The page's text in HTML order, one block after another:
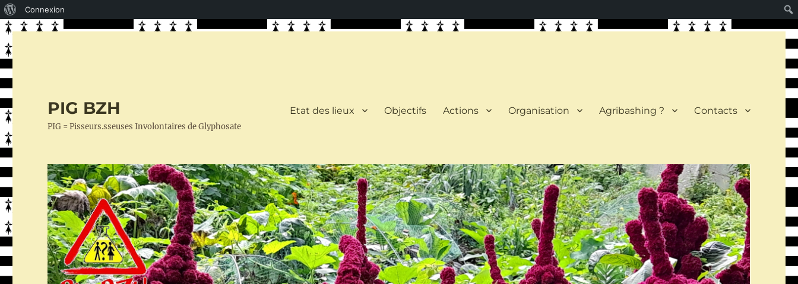
propos
Connexion
PIG BZH
PIG = Pisseurs.sseuses Involontaires de Glyphosate
Etat des lieux Objectifs Actions Organisation Agribashing ? Contacts